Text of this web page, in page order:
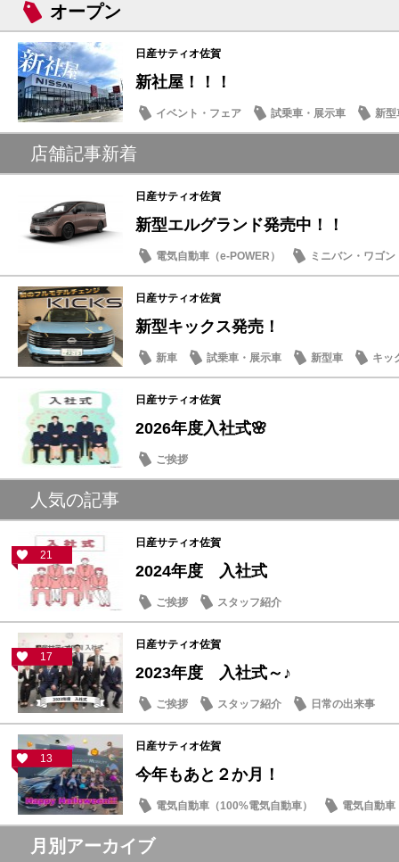
オープン
日産サティオ佐賀
新社屋！！！
イベント・フェア 試乗車・展示車
新型
オープン
店舗記事新着
日産サティオ佐賀
新型エルグランド発売中！！
電気自動車（e-POWER） ミニバン・ワゴン
日産サティオ佐賀
新型キックス発売！
新車 試乗車・展示車 新型車 キッ
日産サティオ佐賀
2026年度入社式🌸
ご挨拶
人気の記事
21
日産サティオ佐賀
2024年度 入社式
ご挨拶 スタッフ紹介
17
日産サティオ佐賀
2023年度 入社式～♪
ご挨拶 スタッフ紹介 日常の出来事
13
日産サティオ佐賀
今年もあと２か月！
電気自動車（100%電気自動車）
電気自動車
イベント・フェア
月別アーカイブ